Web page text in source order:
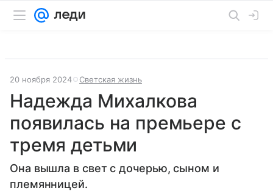
20 ноября 2024 Светская жизнь
Надежда Михалкова
появилась на премьере с
тремя детьми
Она вышла в свет с дочерью, сыном и
племянницей.